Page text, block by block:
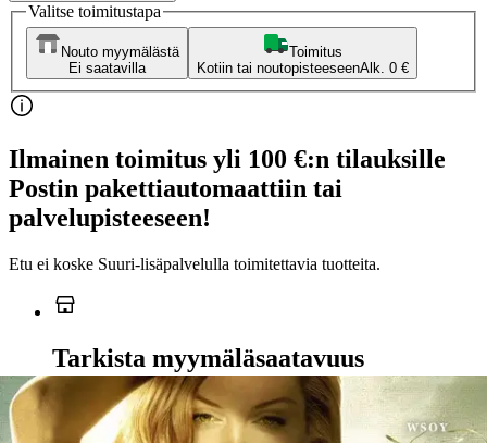
Valitse toimitustapa
Nouto myymälästä
Ei saatavilla
Toimitus
Kotiin tai noutopisteeseenAlk. 0 €
Ilmainen toimitus yli 100 €:n tilauksille
Postin pakettiautomaattiin tai
palvelupisteeseen!
Etu ei koske Suuri‑lisäpalvelulla toimitettavia tuotteita.
Tarkista myymäläsaatavuus